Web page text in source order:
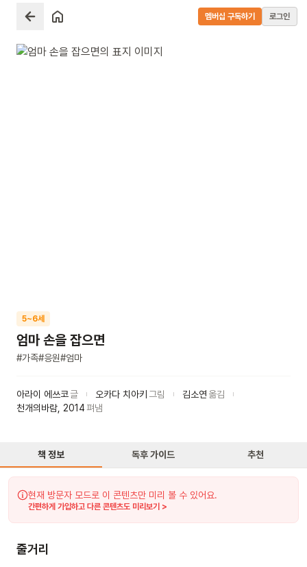
멤버십 구독하기 로그인
5~6세
엄마 손을 잡으면
#가족#응원#엄마
아라이 에쓰코글 오카다 치아키 그림 김소연 옮김
천개의바람 2014펴냄
책 정보 독후 가이드 추천
현재 방문자 모드로 이 콘텐츠만 미리 볼 수 있어요.
간편하게 가입하고 다른 콘텐츠도 미리보기 >
줄거리